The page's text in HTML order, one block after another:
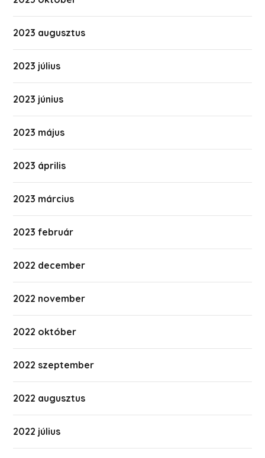
2023 augusztus
2023 július
2023 június
2023 május
2023 április
2023 március
2023 február
2022 december
2022 november
2022 október
2022 szeptember
2022 augusztus
2022 július